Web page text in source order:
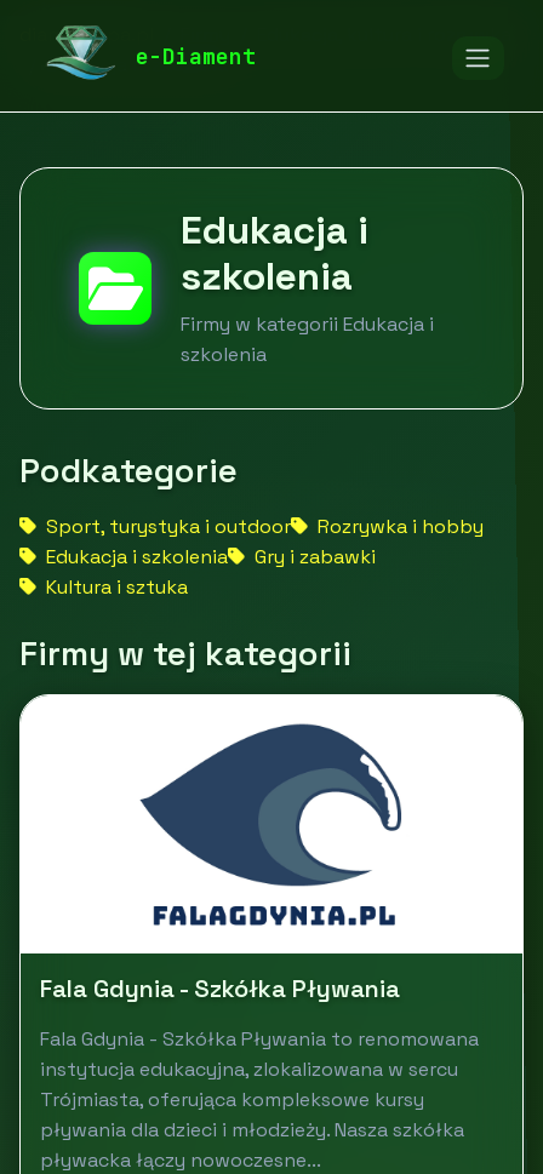
e-Diament
diamentspa.pl
Edukacja i szkolenia
Edukacja i
szkolenia
Firmy w kategorii Edukacja i
szkolenia
Podkategorie
Sport, turystyka i outdoor
Rozrywka i hobby
Edukacja i szkolenia
Gry i zabawki
Kultura i sztuka
Firmy w tej kategorii
Fala Gdynia - Szkółka Pływania
Fala Gdynia - Szkółka Pływania to renomowana
instytucja edukacyjna, zlokalizowana w sercu
Trójmiasta, oferująca kompleksowe kursy
pływania dla dzieci i młodzieży. Nasza szkółka
pływacka łączy nowoczesne...